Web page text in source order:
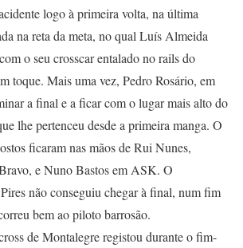
logo à primeira volta, na última
na reta da meta, no qual Luís Almeida
o seu crosscar entalado no rails do
toque. Mais uma vez, Pedro Rosário, em
a final e a ficar com o lugar mais alto do
lhe pertenceu desde a primeira manga. O
ficaram nas mãos de Rui Nunes,
e Nuno Bastos em ASK. O
não conseguiu chegar à final, num fim
bem ao piloto barrosão.
de Montalegre registou durante o fim-